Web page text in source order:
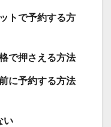
トで予約する方
で押さえる方法
に予約する方法
い